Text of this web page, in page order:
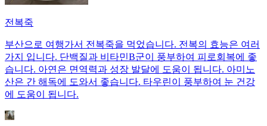
전복죽
부산으로 여행가서 전복죽을 먹었습니다. 전복의 효능은 여러
가지 입니다. 단백질과 비타민B군이 풍부하여 피로회복에 좋
습니다. 아연은 면역력과 성장 발달에 도움이 됩니다. 아미노
산은 간 해독에 도와서 좋습니다. 타우린이 풍부하여 눈 건강
에 도움이 됩니다.